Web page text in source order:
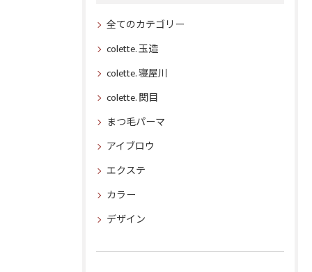
全てのカテゴリー
colette. 玉造
colette. 寝屋川
colette. 関目
まつ毛パーマ
アイブロウ
エクステ
カラー
デザイン